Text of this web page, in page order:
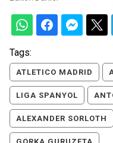
Tags:
ATLETICO MADRID
LIGA SPANYOL
ALEXANDER SORLOTH